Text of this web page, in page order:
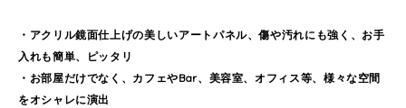
・アクリル鏡面仕上げの美しいアートパネル、傷や汚れにも強く、お手
入れも簡単、ピッタリ
・お部屋だけでなく、カフェやBar、美容室、オフィス等、様々な空間
をオシャレに演出